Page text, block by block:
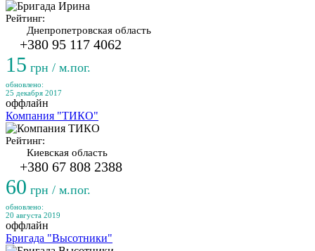
Рейтинг:
Днепропетровская область
+380 95 117 4062
15 грн / м.пог.
обновлено:
25 декабря 2017
оффлайн
Компания "ТИКО"
Рейтинг:
Киевская область
+380 67 808 2388
60 грн / м.пог.
обновлено:
20 августа 2019
оффлайн
Бригада "Высотники"